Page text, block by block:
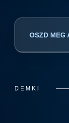
OSZD MEG
DEMKI